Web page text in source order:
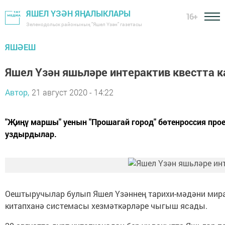
ЯШЕЛ ҮЗӘН ЯҢАЛЫКЛАРЫ
Зеленодольск районының "Яшел Үзән" газетасы
16+
ЯШӘЕШ
Яшел Үзән яшьләре интерактив квестта
Автор, 21 август 2020 - 14:22
"Җиңү маршы" уенын "Прошагай город" бөтенроссия
уздырдылар.
Оештыручылар булып Яшел Үзәннең тарихи-мәдәни
китапханә системасы хезмәткәрләре чыгыш ясады.